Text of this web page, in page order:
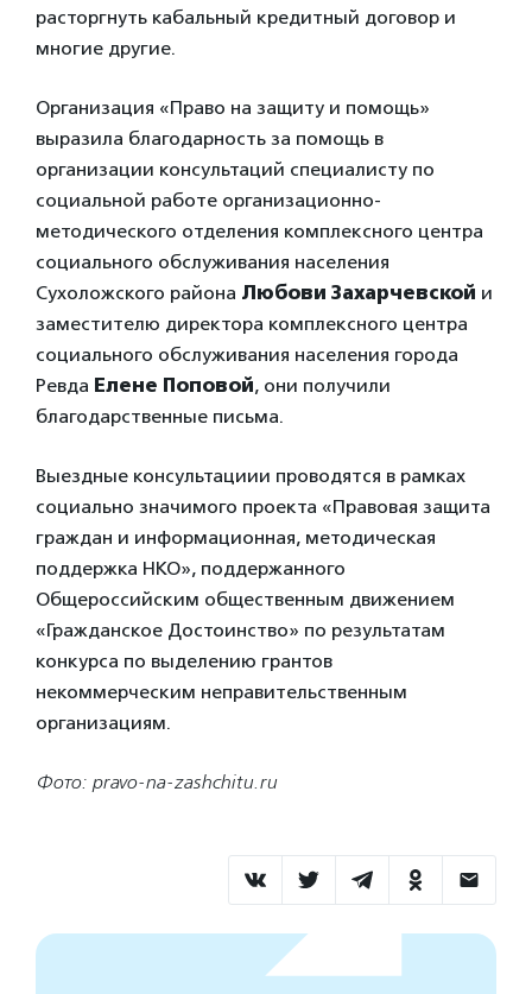
расторгнуть кабальный кредитный договор и
многие другие.
Организация «Право на защиту и помощь»
выразила благодарность за помощь в
организации консультаций специалисту по
социальной работе организационно-
методического отделения комплексного центра
социального обслуживания населения
Сухоложского района Любови Захарчевской и
заместителю директора комплексного центра
социального обслуживания населения города
Ревда Елене Поповой, они получили
благодарственные письма.
Выездные консультациии проводятся в рамках
социально значимого проекта «Правовая защита
граждан и информационная, методическая
поддержка НКО», поддержанного
Общероссийским общественным движением
«Гражданское Достоинство» по результатам
конкурса по выделению грантов
некоммерческим неправительственным
организациям.
Фото: pravo-na-zashchitu.ru